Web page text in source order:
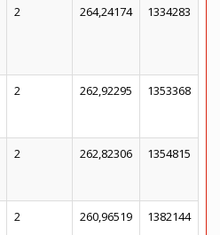
2 264,24174 1334283
2 262,92295 1353368
2 262,82306 1354815
2 260,96519 1382144